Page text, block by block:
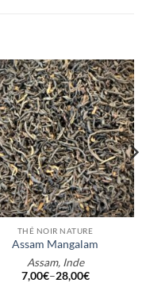
THÉ NOIR NATURE
Assam Mangalam
Assam, Inde
7,00€–28,00€